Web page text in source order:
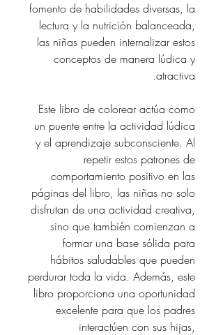
fomento de habilidades diversas, la
lectura y la nutrición balanceada,
las niñas pueden internalizar estos
conceptos de manera lúdica y
atractiva.
Este libro de colorear actúa como
un puente entre la actividad lúdica
y el aprendizaje subconsciente. Al
repetir estos patrones de
comportamiento positivo en las
páginas del libro, las niñas no solo
disfrutan de una actividad creativa,
sino que también comienzan a
formar una base sólida para
hábitos saludables que pueden
perdurar toda la vida. Además, este
libro proporciona una oportunidad
excelente para que los padres
interactúen con sus hijas,